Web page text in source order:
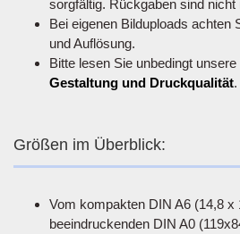
sorgfältig. Rückgaben sind nicht
Bei eigenen Bilduploads achten
und Auflösung.
Bitte lesen Sie unbedingt
Gestaltung und Druckqualität.
Größen im Überblick:
Vom kompakten DIN A6 (14,8 x
beeindruckenden DIN A0